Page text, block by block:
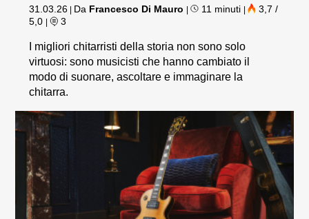
31.03.26 | Da Francesco Di Mauro | 11 minuti |
3,7 /
5,0 | 3
I migliori chitarristi della storia non sono solo
virtuosi: sono musicisti che hanno cambiato il
modo di suonare, ascoltare e immaginare la
chitarra.